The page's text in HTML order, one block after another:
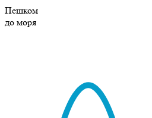
Пешком
до моря